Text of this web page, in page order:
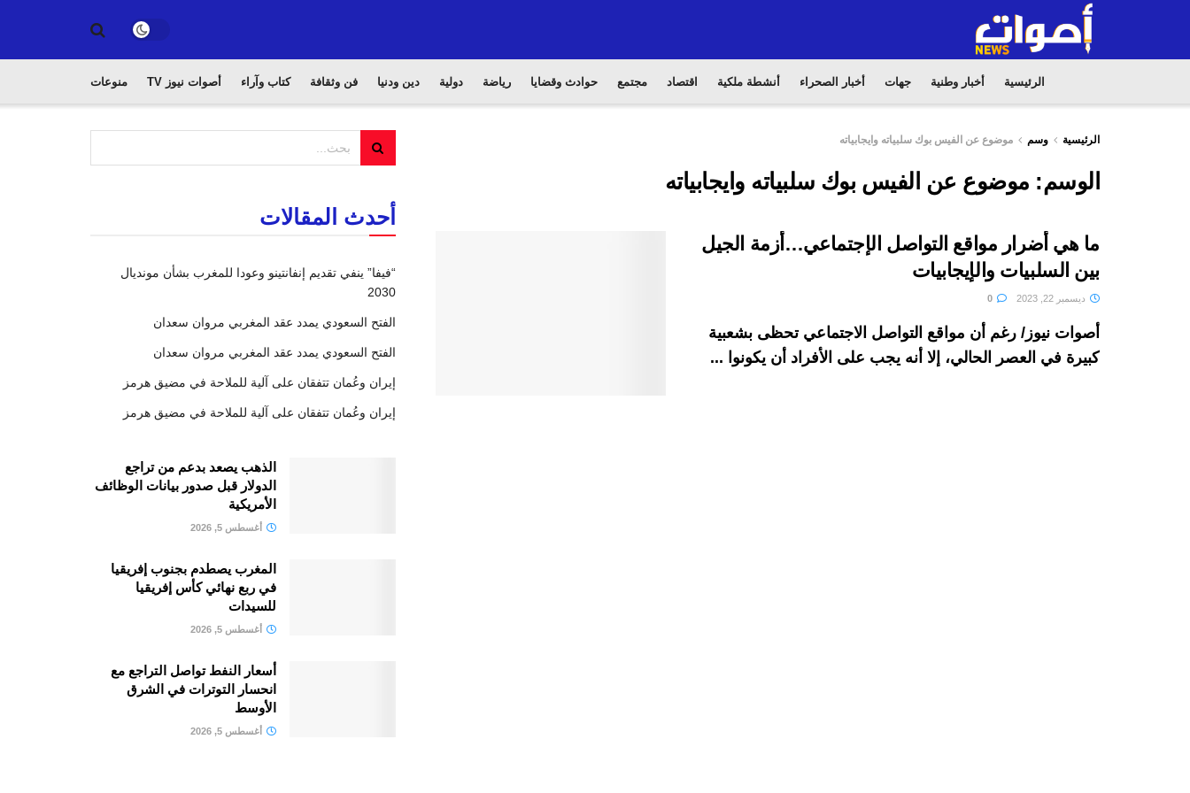
الرئيسية أخبار وطنية جهات أخبار الصحراء أنشطة ملكية اقتصاد مجتمع حوادث وقضايا رياضة دولية دين ودنيا فن وثقافة كتاب وآراء أصوات نيوز TV منوعات
الرئيسية وسم موضوع عن الفيس بوك سلبياته وايجابياته
الوسم: موضوع عن الفيس بوك سلبياته وايجابياته
ما هي أضرار مواقع التواصل الإجتماعي…أزمة الجيل
بين السلبيات والإيجابيات
ديسمبر 22, 2023
أصوات نيوز/ رغم أن مواقع التواصل الاجتماعي تحظى بشعبية
كبيرة في العصر الحالي، إلا أنه يجب على الأفراد أن يكونوا ...
أحدث المقالات
“فيفا” ينفي تقديم إنفانتينو وعودا للمغرب بشأن مونديال
2030
الفتح السعودي يمدد عقد المغربي مروان سعدان
الفتح السعودي يمدد عقد المغربي مروان سعدان
إيران وعُمان تتفقان على آلية للملاحة في مضيق هرمز
إيران وعُمان تتفقان على آلية للملاحة في مضيق هرمز
الذهب يصعد بدعم من تراجع
الدولار قبل صدور بيانات الوظائف
الأمريكية
أغسطس 5, 2026
المغرب يصطدم بجنوب إفريقيا
في ربع نهائي كأس إفريقيا
للسيدات
أغسطس 5, 2026
أسعار النفط تواصل التراجع مع
انحسار التوترات في الشرق
الأوسط
أغسطس 5, 2026